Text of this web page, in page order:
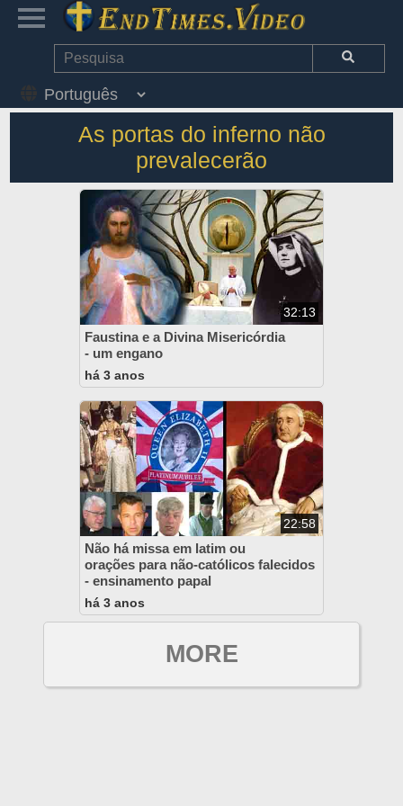
As portas do inferno não
prevalecerão
32:13
Faustina e a Divina Misericórdia
- um engano
há 3 anos
22:58
Não há missa em latim ou
orações para não-católicos falecidos
- ensinamento papal
há 3 anos
MORE